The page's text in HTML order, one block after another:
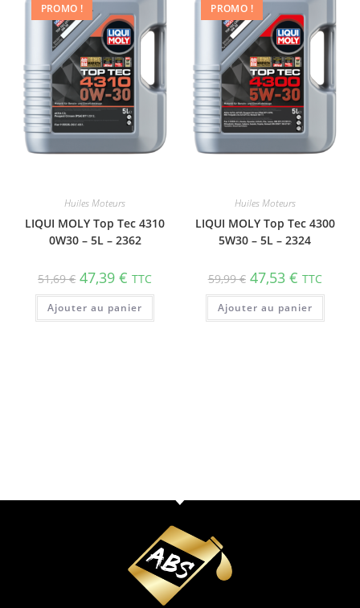
PROMO !
Huiles Moteurs
LIQUI MOLY Top Tec 4310
0W30 – 5L – 2362
51,69€ 47,39€ TTC
Ajouter au panier
PROMO !
Huiles Moteurs
LIQUI MOLY Top Tec 4300
5W30 – 5L – 2324
59,99€ 47,53 € TTC
Ajouter au panier